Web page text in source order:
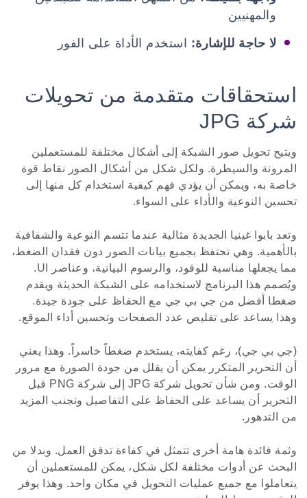
والمهنيين
لا حاجة للإشارة: استخدم الأداة على الفور
استحقاقات متقدمة من تحويلات
شركة JPG
ويتيح تحويل صور الشبكة إلى أشكال مختلفة للمستعملين
المرونة والسيطرة. ولكل شكل من أشكال الصور نقاط قوة
خاصة به، ويمكن أن يؤدي فهم كيفية استخدام كل منها إلى
تحسين النوعية والأداء على السواء.
وتعد بابوا غينيا الجديدة مثالية عندما تتسم النوعية والشفافية
بالأهمية. وهي تحتفظ بجميع بيانات الصور دون فقدان الضغط،
مما يجعلها مناسبة للوقود، والرسوم البيانية، وعناصر UI.
ويُصمم هذا البرنامج لاستخدامه على الشبكة الحديثة ويقدم
ضغطا أفضل من جي بي جي مع الحفاظ على جودة جيدة.
وهذا يساعد على تقليص عدد الصفحات وتحسين أداء الموقع.
(جي بي جي)، رغم كفايته، يستخدم ضغطاً خاسراً. وهذا يعني
أن التحرير المتكرر يمكن أن يقلل من جودة الصورة مع مرور
الوقت. ومن شأن تحويل شركة JPG إلى شركة PNG قبل
التحرير أن يساعد على الحفاظ على التفاصيل وتجنب المزيد
من التدهور.
وثمة فائدة هامة أخرى تتمثل في كفاءة تدفق العمل. وبدلا من
البحث عن أدوات مختلفة لكل شكل، يمكن للمستعملين أن
يتعاملوا مع جميع عمليات التحويل في مكان واحد. وهذا يوفر